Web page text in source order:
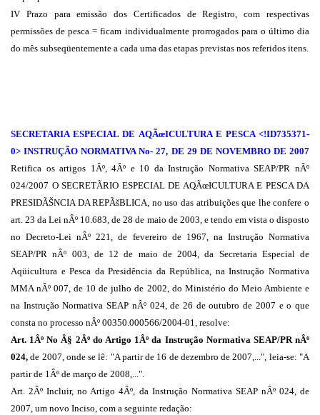
IV Prazo para emissão dos Certificados de Registro, com respectivas
permissões de pesca = ficam individualmente prorrogados para o último dia
do mês subseqüentemente a cada uma das etapas previstas nos referidos itens.
SECRETARIA ESPECIAL DE AQÃœICULTURA E PESCA <!ID735371-
0> INSTRUÇÃO NORMATIVA No- 27, DE 29 DE NOVEMBRO DE 2007
Retifica os artigos 1Âº, 4Âº e 10 da Instrução Normativa SEAP/PR nÂº
024/2007 O SECRETÃRIO ESPECIAL DE AQÃœICULTURA E PESCA DA
PRESIDÃŠNCIA DA REPÃšBLICA, no uso das atribuições que lhe confere o
art. 23 da Lei nÂº 10.683, de 28 de maio de 2003, e tendo em vista o disposto
no Decreto-Lei nÂº 221, de fevereiro de 1967, na Instrução Normativa
SEAP/PR nÂº 003, de 12 de maio de 2004, da Secretaria Especial de
Aqüicultura e Pesca da Presidência da República, na Instrução Normativa
MMA nÂº 007, de 10 de julho de 2002, do Ministério do Meio Ambiente e
na Instrução Normativa SEAP nÂº 024, de 26 de outubro de 2007 e o que
consta no processo nÂº 00350.000566/2004-01, resolve:
Art. 1Âº No Â§ 2Âº do Artigo 1Âº da Instrução Normativa SEAP/PR nÂº
024, de 2007, onde se lê: "A partir de 16 de dezembro de 2007,...", leia-se: "A
partir de 1Âº de março de 2008,...".
Art. 2Âº Incluir, no Artigo 4Âº, da Instrução Normativa SEAP nÂº 024, de
2007, um novo Inciso, com a seguinte redação: